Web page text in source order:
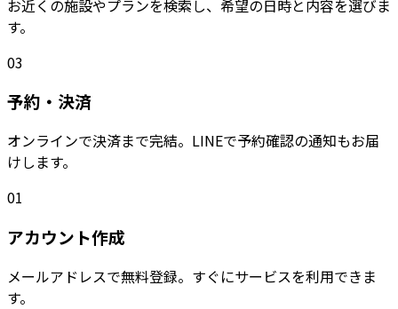
お近くの施設やプランを検索し、希望の日時と内容を選びま
す。
03
予約・決済
オンラインで決済まで完結。LINEで予約確認の通知もお届
けします。
01
アカウント作成
メールアドレスで無料登録。すぐにサービスを利用できま
す。